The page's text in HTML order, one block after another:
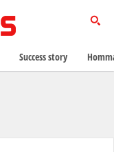
Success story